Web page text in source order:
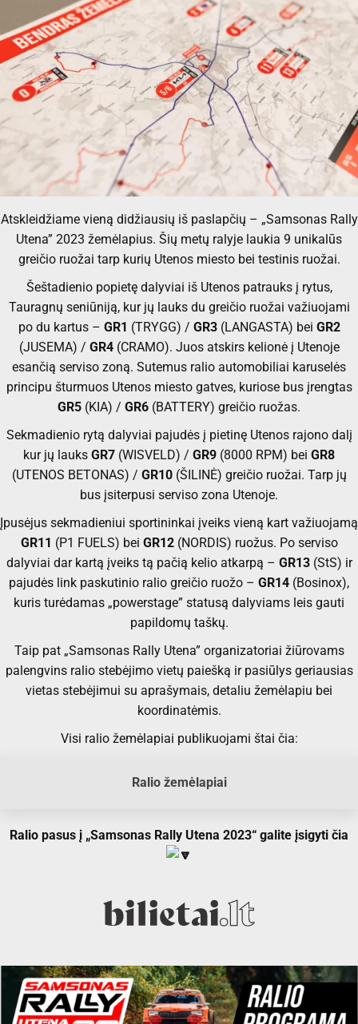
Atskleidžiame vieną didžiausių iš paslapčių – „Samsonas Rally
Utena” 2023 žemėlapius. Šių metų ralyje laukia 9 unikalūs
greičio ruožai tarp kurių Utenos miesto bei testinis ruožai.
Šeštadienio popietę dalyviai iš Utenos patrauks į rytus,
Tauragnų seniūniją, kur jų lauks du greičio ruožai važiuojami
po du kartus – GR1 (TRYGG) / GR3(LANGASTA) bei GR2
(JUSEMA) / GR4(CRAMO). Juos atskirs kelionė į Utenoje
esančią serviso zoną. Sutemus ralio automobiliai karuselės
principu šturmuos Utenos miesto gatves, kuriose bus įrengtas
GR5 (KIA) / GR6 (BATTERY) greičio ruožas.
Sekmadienio rytą dalyviai pajudės į pietinę Utenos rajono dalį
kur jų lauks GR7 (WISVELD) / GR9 (8000 RPM) bei GR8
(UTENOS BETONAS) / GR10(ŠILINĖ) greičio ruožai. Tarp jų
bus įsiterpusi serviso zona Utenoje.
Įpusėjus sekmadieniui sportininkai įveiks vieną kart važiuojamą
GR11 (P1 FUELS) bei GR12(NORDIS) ruožus. Po serviso
dalyviai dar kartą įveiks tą pačią kelio atkarpą – GR13 (StS) ir
pajudės link paskutinio ralio greičio ruožo – GR14 (Bosinox),
kuris turėdamas „powerstage” statusą dalyviams leis gauti
papildomų taškų.
Taip pat „Samsonas Rally Utena” organizatoriai žiūrovams
palengvins ralio stebėjimo vietų paiešką ir pasiūlys geriausias
vietas stebėjimui su aprašymais, detaliu žemėlapiu bei
koordinatėmis.
Visi ralio žemėlapiai publikuojami štai čia:
Ralio žemėlapiai
Ralio pasus į „Samsonas Rally Utena 2023“ galite įsigyti čia